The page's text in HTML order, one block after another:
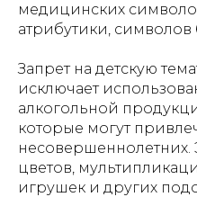
медицинских
атрибутики, символов
Запрет на детскую
исключает
алкогольной
которые могут
несовершеннолетних.
цветов,
игрушек и других